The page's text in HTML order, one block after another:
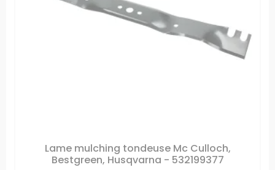
Lame mulching tondeuse Mc Culloch,
Bestgreen, Husqvarna - 532199377